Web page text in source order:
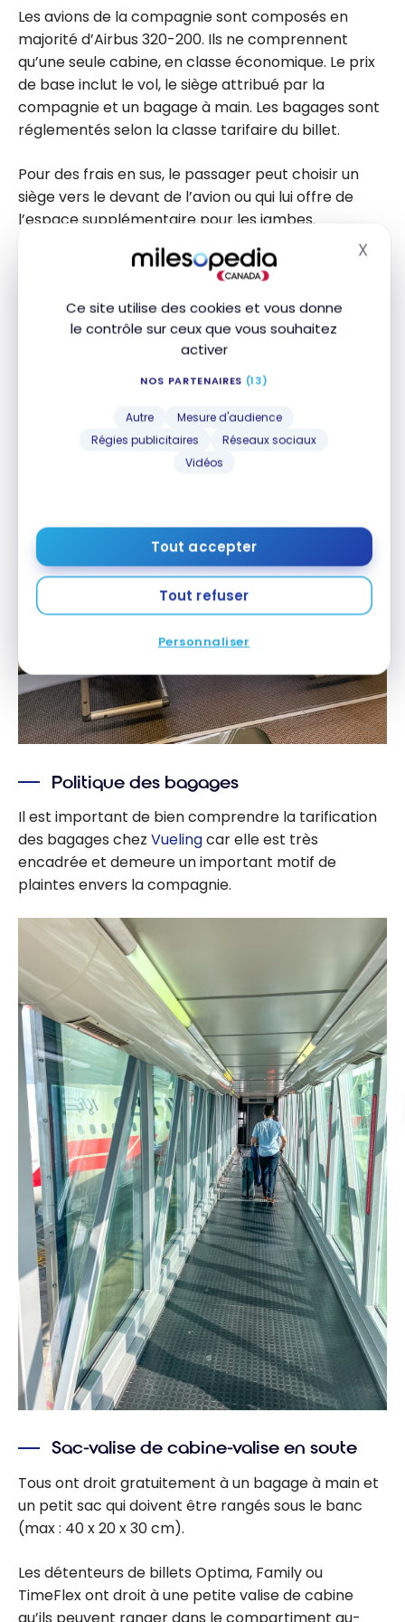
Ce site utilise des cookies et vous donne
le contrôle sur ceux que vous souhaitez
activer
NOS PARTENAIRES (13)
Autre
Mesure d'audience
Régies publicitaires
Réseaux sociaux
Vidéos
Tout accepter
Tout refuser
Personnaliser
X
Les avions de la compagnie sont composés en
majorité d’Airbus 320-200. Ils ne comprennent
qu’une seule cabine, en classe économique. Le prix
de base inclut le vol, le siège attribué par la
compagnie et un bagage à main. Les bagages sont
réglementés selon la classe tarifaire du billet.
Pour des frais en sus, le passager peut choisir un
siège vers le devant de l’avion ou qui lui offre de
l’espace supplémentaire pour les jambes.
Politique des bagages
Il est important de bien comprendre la tarification
des bagages chez Vuelingcar elle est très
encadrée et demeure un important motif de
plaintes envers la compagnie.
Sac-valise de cabine-valise en soute
Tous ont droit gratuitement à un bagage à main et
un petit sac qui doivent être rangés sous le banc
(max : 40 x 20 x 30 cm).
Les détenteurs de billets Optima, Family ou
TimeFlex ont droit à une petite valise de cabine